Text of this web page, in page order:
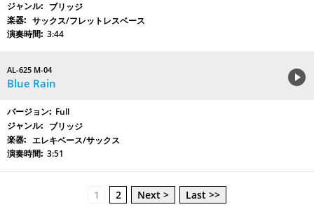
ブリッジ
サックス/フレットレスベース
3:44
AL-625 M-04
Blue Rain
Full
ブリッジ
エレキベース/サックス
3:51
1 2 Next > Last >>